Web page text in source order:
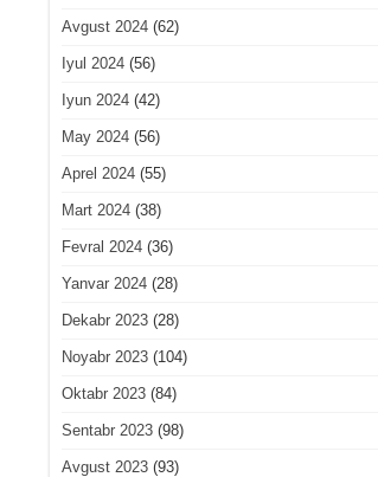
Avgust 2024(62)
Iyul 2024(56)
Iyun 2024(42)
May 2024(56)
Aprel 2024(55)
Mart 2024(38)
Fevral 2024(36)
Yanvar 2024(28)
Dekabr 2023(28)
Noyabr 2023(104)
Oktabr 2023(84)
Sentabr 2023(98)
Avgust 2023(93)